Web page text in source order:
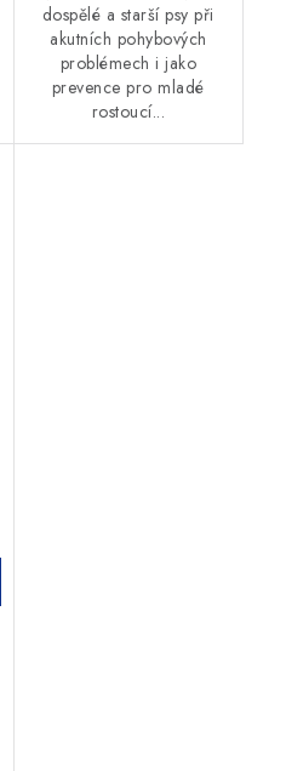
dospělé a starší psy při
akutních pohybových
problémech i jako
prevence pro mladé
rostoucí...